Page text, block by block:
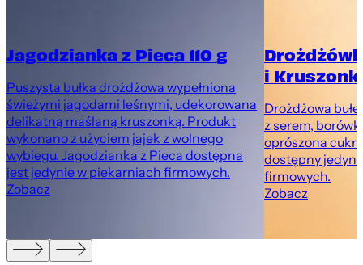
Jagodzianka z Pieca 110 g
Puszysta bułka drożdżowa wypełniona
świeżymi jagodami leśnymi, udekorowana
delikatną maślaną kruszonką. Produkt
wykonano z użyciem jajek z wolnego
wybiegu. Jagodzianka z Pieca dostępna
jest jedynie w piekarniach firmowych.
Zobacz
i
Drożdżowa
z serem,
oprószona
dostępny
firmowych.
Zobacz